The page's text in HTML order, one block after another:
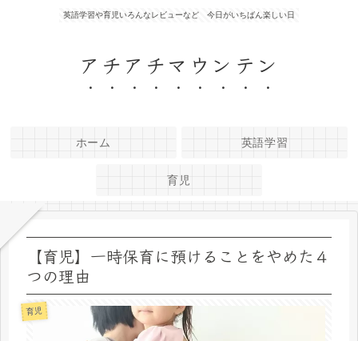
英語学習や育児いろんなレビューなど 今日がいちばん楽しい日
アチアチマウンテン
ホーム 英語学習
育児
【育児】一時保育に預けることをやめた４
つの理由
育児